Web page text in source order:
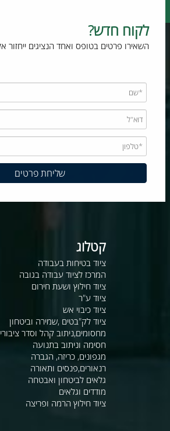
לקוח חדש?
השאירו פרטים בטופס ואחד הנציגים ייחזור
קטלוג
ציוד בטיחות בעבודה
המרכז לציוד עבודה בגובה
ציוד חילוץ ושעת חירום
ציוד ע"ר
ציוד כיבוי אש
ציוד לק"בטים ,שמירה וביטחון
מחסומים,ניתוב קהל וסדר ציבורי
חסימה וניתוב בתנועה
מגפונים, כריזה, הגברה
רנאורים,פנסים ותאורה
גלאים לביטחון ואבטחה
מודדים וגלאים
ציוד חילוץ הרמה ופריצה